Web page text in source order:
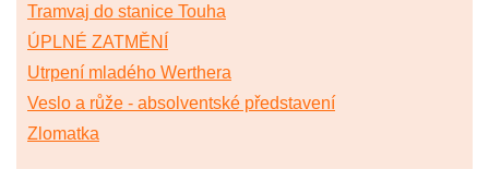
Tramvaj do stanice Touha
ÚPLNÉ ZATMĚNÍ
Utrpení mladého Werthera
Veslo a růže - absolventské představení
Zlomatka